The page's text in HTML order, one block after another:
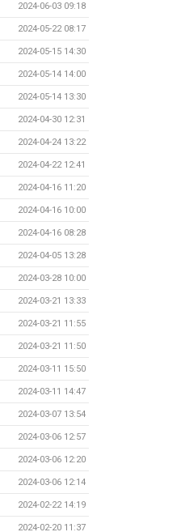
2024-06-03 09:18
2024-05-22 08:17
2024-05-15 14:30
2024-05-14 14:00
2024-05-14 13:30
2024-04-30 12:31
2024-04-24 13:22
2024-04-22 12:41
2024-04-16 11:20
2024-04-16 10:00
2024-04-16 08:28
2024-04-05 13:28
2024-03-28 10:00
2024-03-21 13:33
2024-03-21 11:55
2024-03-21 11:50
2024-03-11 15:50
2024-03-11 14:47
2024-03-07 13:54
2024-03-06 12:57
2024-03-06 12:20
2024-03-06 12:14
2024-02-22 14:19
2024-02-20 11:37